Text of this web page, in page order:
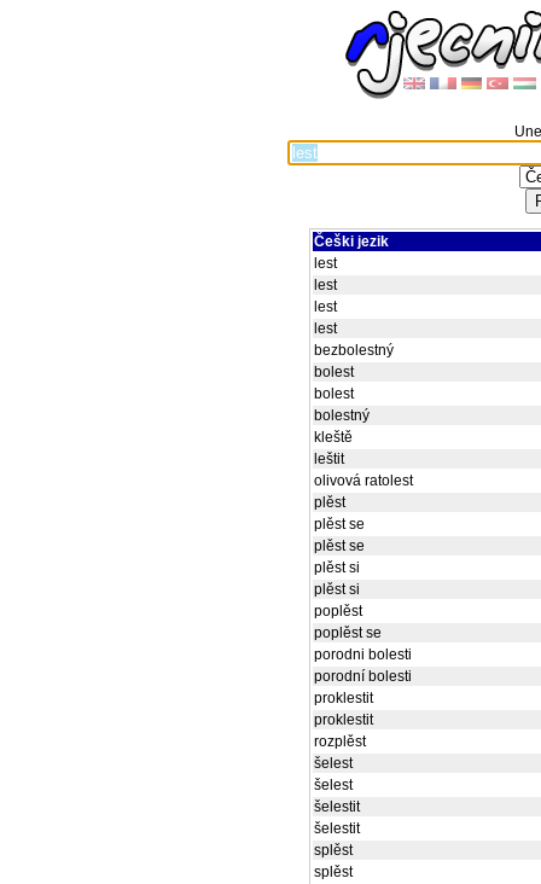
Češki jezik
lest
lest
lest
lest
bezbolestný
bolest
bolest
bolestný
kleště
leštit
olivová ratolest
plěst
plěst se
plěst se
plěst si
plěst si
poplěst
poplěst se
porodni bolesti
porodní bolesti
proklestit
proklestit
rozplěst
šelest
šelest
šelestit
šelestit
splěst
splěst